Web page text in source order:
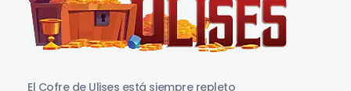
El Cofre de Ulises está siempre repleto